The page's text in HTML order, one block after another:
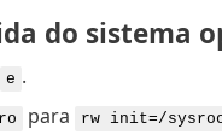
do sistema
e .
ro para rw init=/